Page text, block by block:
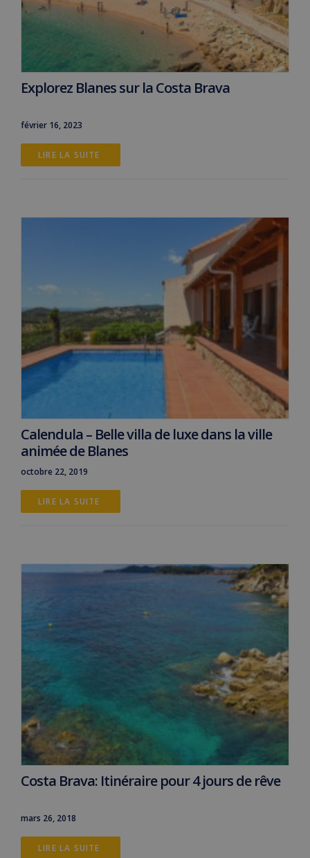
Explorez Blanes sur la Costa Brava
février 16, 2023
LIRE LA SUITE
Calendula – Belle villa de luxe dans la ville
animée de Blanes
octobre 22, 2019
LIRE LA SUITE
Costa Brava: Itinéraire pour 4 jours de rêve
mars 26, 2018
LIRE LA SUITE